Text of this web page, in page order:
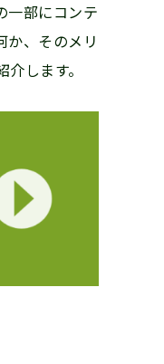
一部にコンテ
か、そのメリ
介します。